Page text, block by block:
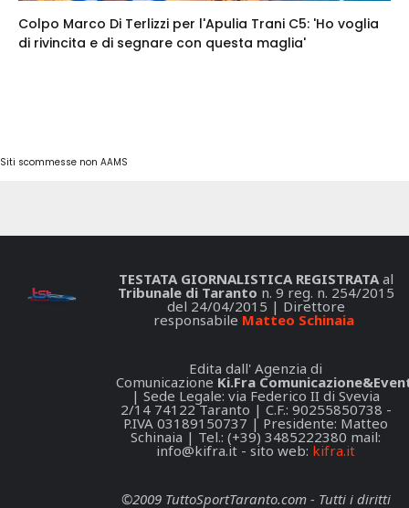
Colpo Marco Di Terlizzi per l'Apulia Trani C5: 'Ho voglia
di rivincita e di segnare con questa maglia'
Siti scommesse non AAMS
TESTATA GIORNALISTICA REGISTRATAal
Tribunale di Taranto n. 9 reg. n. 254/2015
del 24/04/2015 | Direttore
responsabile Matteo Schinaia
Edita dall' Agenzia di
Comunicazione Ki.Fra
| Sede Legale: via Federico II di Svevia
2/14 74122 Taranto | C.F.: 90255850738 -
P.IVA 03189150737 | Presidente: Matteo
Schinaia | Tel.: (+39) 3485222380 mail:
info@kifra.it - sito web: kifra.it
©2009 TuttoSportTaranto.com - Tutti i diritti